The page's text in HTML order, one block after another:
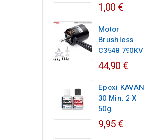
1,00 €
Motor
Brushless
C3548 790KV
44,90 €
Epoxi KAVAN
30 Min. 2 X
50g.
9,95 €